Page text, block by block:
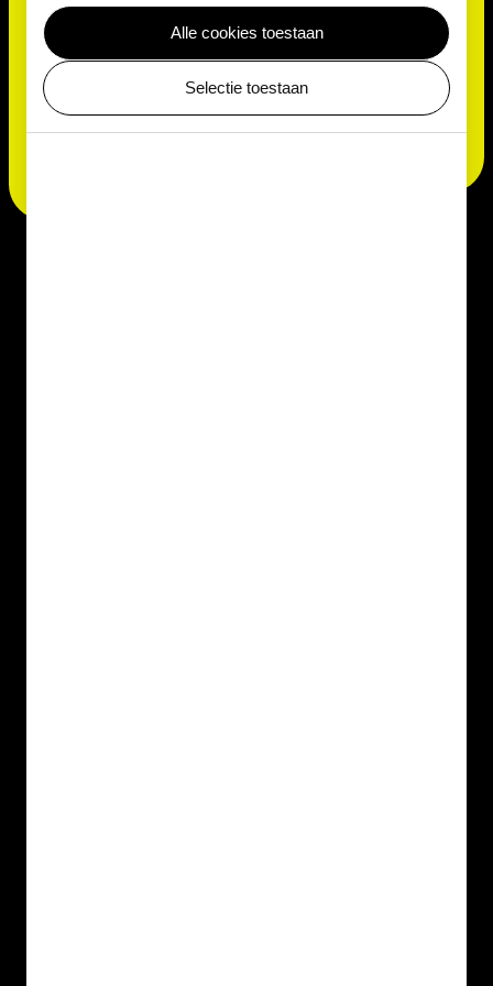
Alle cookies toestaan
Selectie toestaan
een platform is voor iedereen die meer wil leren over
micro-organismen. Van wetenschapper tot
dagtoerist, het museum spreekt iedereen aan”, aldus
ARTIS-directeur Rembrandt Sutorius.